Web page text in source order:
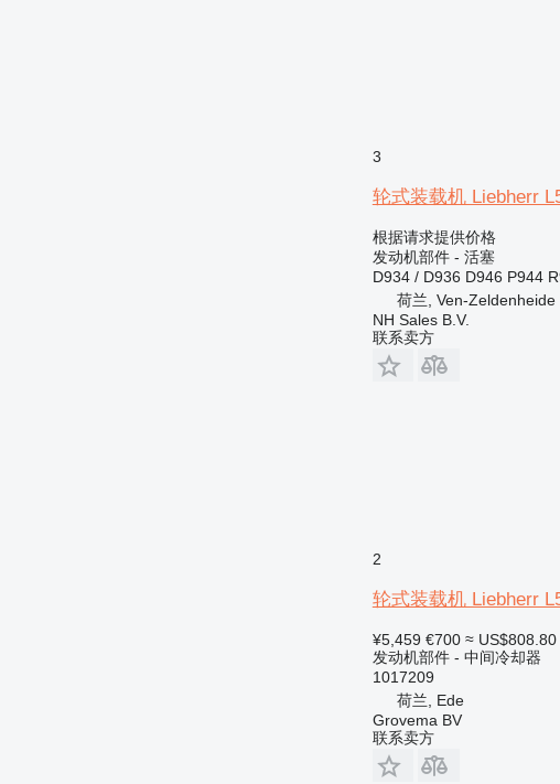
3
轮式装载机 Liebherr
根据请求提供价格
发动机部件 - 活塞
D934 / D936 D946 P944
荷兰, Ven-Zeldenheide
NH Sales B.V.
联系卖方
2
轮式装载机 Liebherr
¥5,459 €700 ≈ US$808.80
发动机部件 - 中间冷却器
1017209
荷兰, Ede
Grovema BV
联系卖方